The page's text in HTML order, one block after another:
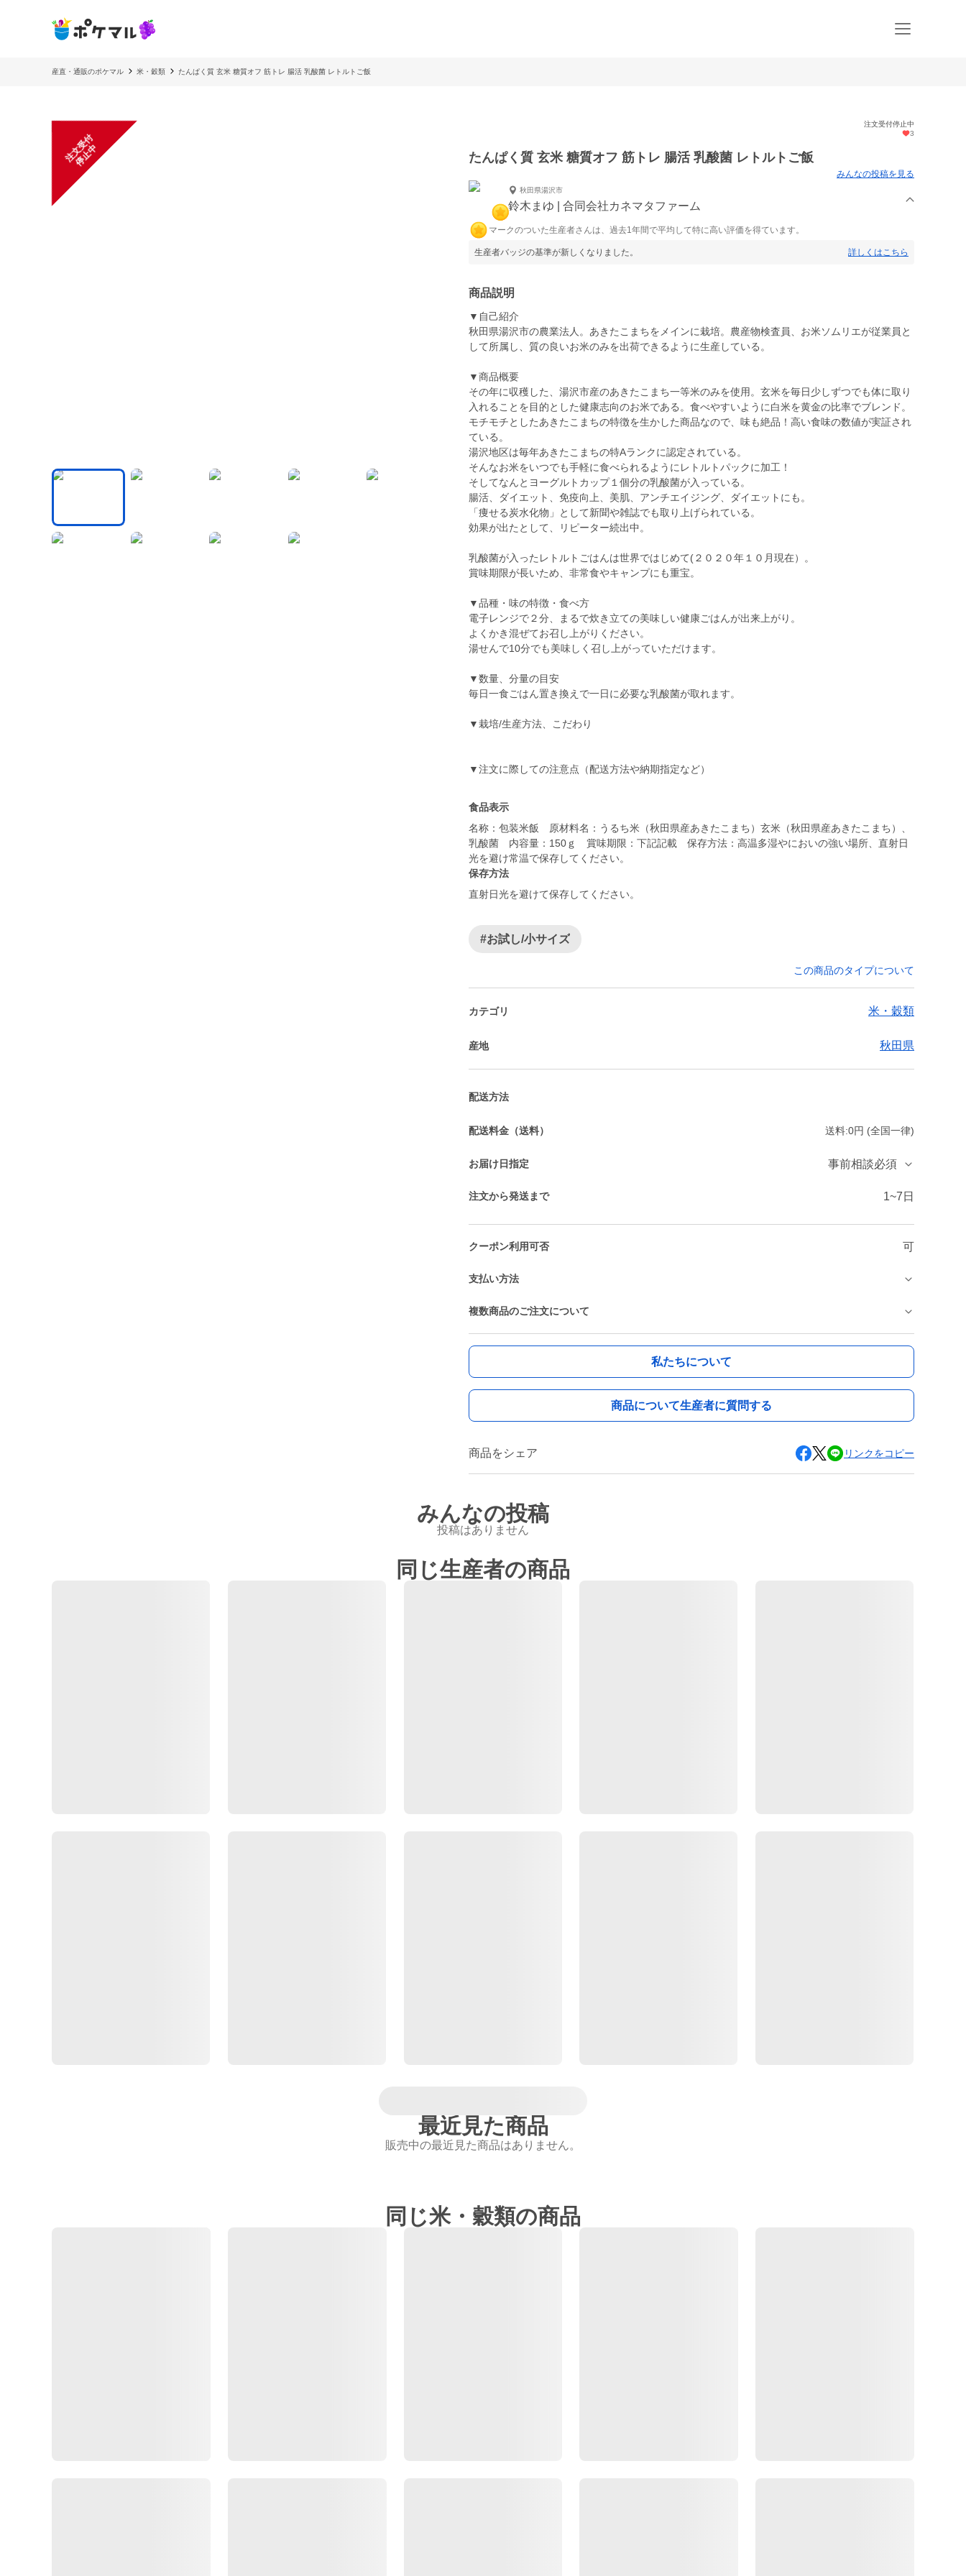
産直・通販のポケマル 米・穀類 たんぱく質 玄米 糖質オフ 筋トレ 腸活 乳酸菌 レトルトご飯
注
文
受
付
停
止
中
注文受付停止中
3
たんぱく質 玄米 糖質オフ 筋トレ 腸活 乳酸菌 レトルトご飯
みんなの投稿を見る
秋田県湯沢市
鈴木まゆ | 合同会社カネマタファーム
マークのついた生産者さんは、過去1年間で平均して特に高い評価を得ています。
生産者バッジの基準が新しくなりました。 詳しくはこちら
商品説明
▼自己紹介
秋田県湯沢市の農業法人。あきたこまちをメインに栽培。農産物検査員、お米ソムリエが従業員と
して所属し、質の良いお米のみを出荷できるように生産している。
▼商品概要
その年に収穫した、湯沢市産のあきたこまち一等米のみを使用。玄米を毎日少しずつでも体に取り
入れることを目的とした健康志向のお米である。食べやすいように白米を黄金の比率でブレンド。
モチモチとしたあきたこまちの特徴を生かした商品なので、味も絶品！高い食味の数値が実証され
ている。
湯沢地区は毎年あきたこまちの特Aランクに認定されている。
そんなお米をいつでも手軽に食べられるようにレトルトパックに加工！
そしてなんとヨーグルトカップ１個分の乳酸菌が入っている。
腸活、ダイエット、免疫向上、美肌、アンチエイジング、ダイエットにも。
「痩せる炭水化物」として新聞や雑誌でも取り上げられている。
効果が出たとして、リピーター続出中。
乳酸菌が入ったレトルトごはんは世界ではじめて(２０２０年１０月現在）。
賞味期限が長いため、非常食やキャンプにも重宝。
▼品種・味の特徴・食べ方
電子レンジで２分、まるで炊き立ての美味しい健康ごはんが出来上がり。
よくかき混ぜてお召し上がりください。
湯せんで10分でも美味しく召し上がっていただけます。
▼数量、分量の目安
毎日一食ごはん置き換えで一日に必要な乳酸菌が取れます。
▼栽培/生産方法、こだわり
食品表示
名称：包装米飯 原材料名：うるち米（秋田県産あきたこまち）玄米（秋田県産あきたこまち）、
乳酸菌 内容量：150ｇ 賞味期限：下記記載 保存方法：高温多湿やにおいの強い場所、直射日
保存方法
直射日光を避けて保存してください。
#お試し/小サイズ
この商品のタイプについて
カテゴリ 米・穀類
産地 秋田県
配送方法
配送料金（送料） 送料:0円 (全国一律)
お届け日指定 事前相談必須
注文から発送まで 1~7日
クーポン利用可否 可
支払い方法
複数商品のご注文について
私たちについて
商品について生産者に質問する
商品をシェア リンクをコピー
みんなの投稿
投稿はありません
同じ生産者の商品
最近見た商品
販売中の最近見た商品はありません。
同じ米・穀類の商品